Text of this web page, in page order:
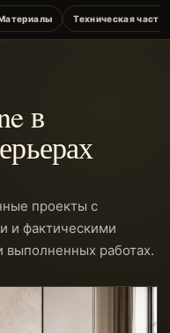
Техническая часть
в
проекты с
и фактическими
работах.